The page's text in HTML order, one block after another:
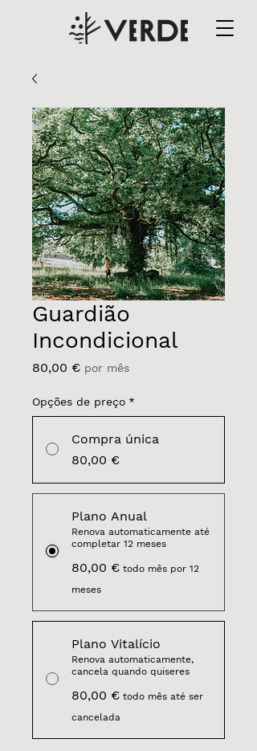
Guardião
Incondicional
80,00 €Preço
por mês
Opções de preço *
Compra única
80,00 €
Plano Anual
Renova automaticamente até
completar 12 meses
80,00 € todo mês por 12
meses
Plano Vitalício
Renova automaticamente,
cancela quando quiseres
80,00 € todo mês até ser
cancelada